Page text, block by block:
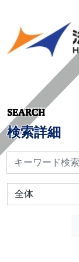
SEARCH
検索詳細
検索
全体